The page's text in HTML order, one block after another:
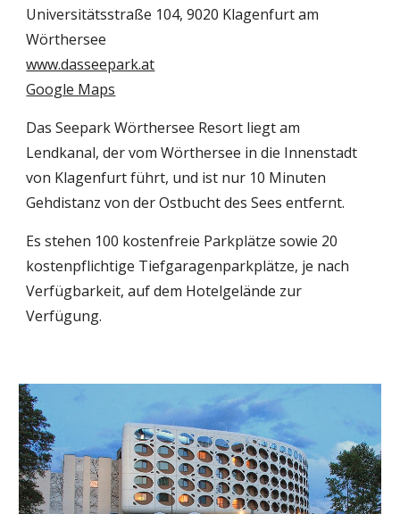
Universitätsstraße 104, 9020 Klagenfurt am
Wörthersee
www.dasseepark.at
Google Maps
Das Seepark Wörthersee Resort liegt am
Lendkanal, der vom Wörthersee in die Innenstadt
von Klagenfurt führt, und ist nur 10 Minuten
Gehdistanz von der Ostbucht des Sees entfernt.
Es stehen 100 kostenfreie Parkplätze sowie 20
kostenpflichtige Tiefgaragenparkplätze, je nach
Verfügbarkeit, auf dem Hotelgelände zur
Verfügung.